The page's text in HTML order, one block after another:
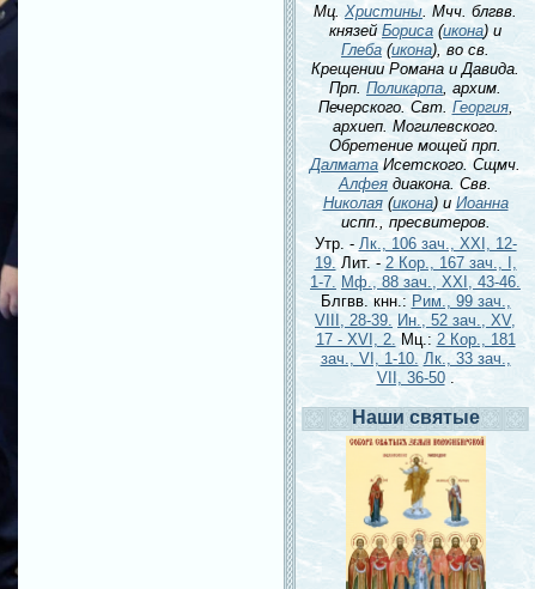
Мц. Христины. Мчч. блгвв.
князей Бориса (икона) и
Глеба (икона), во св.
Крещении Романа и Давида.
Прп. Поликарпа, архим.
Печерского. Свт. Георгия,
архиеп. Могилевского.
Обретение мощей прп.
ДалматаИсетского. Сщмч.
Алфея диакона. Свв.
Николая(икона) и Иоанна
испп., пресвитеров.
Утр. - Лк., 106 зач., XXI, 12-
19. Лит. - 2 Кор., 167 зач., I,
1-7. Мф., 88 зач., XXI, 43-46.
Блгвв. кнн.: Рим., 99 зач.,
VIII, 28-39. Ин., 52 зач., XV,
17 - XVI, 2.Мц.: 2 Кор., 181
зач., VI, 1-10. Лк., 33 зач.,
VII, 36-50 .
Наши святые